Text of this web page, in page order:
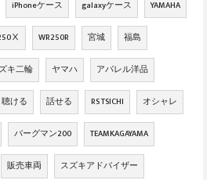
iPhoneケース galaxyケース YAMAHA
WR250R 宮城 福島
キ二輪 ヤマハ アパレル洋品
聴ける 話せる RS TSICHI オシャレ
バーグマン200 TEAMKAGAYAMA
販売車両 スズキアドバイザー